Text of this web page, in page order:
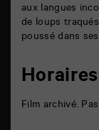
aux langues
de loups
poussé dans
Film archivé.